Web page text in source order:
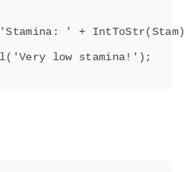
' +
low stamina!');